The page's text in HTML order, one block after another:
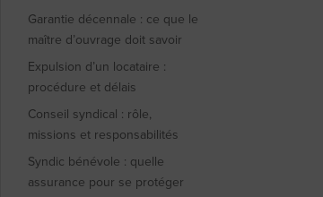
Garantie décennale : ce que le
maître d’ouvrage doit savoir
Expulsion d’un locataire :
procédure et délais
Conseil syndical : rôle,
missions et responsabilités
Syndic bénévole : quelle
assurance pour se protéger